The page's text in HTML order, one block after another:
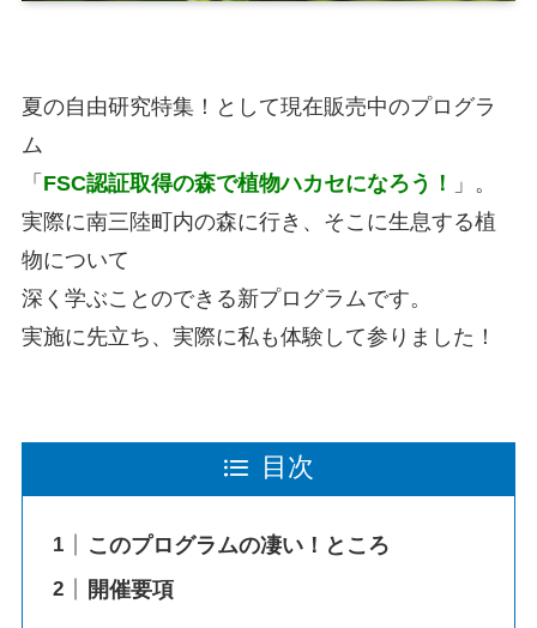
夏の自由研究特集！として現在販売中のプログラ
ム
「 FSC認証取得の森で植物ハカセになろう！
」。
実際に南三陸町内の森に行き、そこに生息する植
物について
深く学ぶことのできる新プログラムです。
実施に先立ち、実際に私も体験して参りました！
目次
このプログラムの凄い！ところ
開催要項